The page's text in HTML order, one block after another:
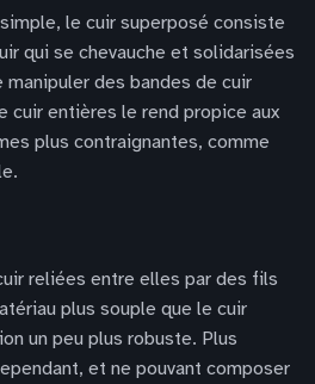
le cuir superposé consiste
qui se chevauche et solidarisées
des bandes de cuir
cuir entières le rend propice aux
plus contraignantes, comme
reliées entre elles par des fils
plus souple que le cuir
un peu plus robuste. Plus
et ne pouvant composer